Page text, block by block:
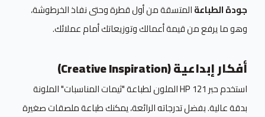
جودة الطباعةالمتسقة من أول قطرة وحتى نفاذ الخرطوشة،
وهو ما يرفع من قيمة أعمالك وتوزيعاتك أمام عملائك.
أفكار إبداعية (Creative Inspiration)
استخدم حبر HP 121 الملون لطباعة "ثيمات المناسبات" الملونة
بدقة عالية. بفضل تدرجاته الرائعة، يمكنك طباعة ملصقات صغيرة